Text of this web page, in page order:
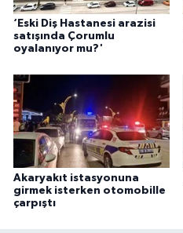
‘Eski Diş Hastanesi arazisi
satışında Çorumlu
oyalanıyor mu?'
Akaryakıt istasyonuna
girmek isterken otomobille
çarpıştı